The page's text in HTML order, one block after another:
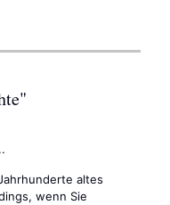
altes
wenn Sie